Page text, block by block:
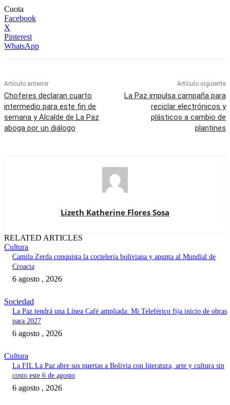
Cuota
Facebook
X
Pinterest
WhatsApp
Artículo anterior
Choferes declaran cuarto
intermedio para este fin de
semana y Alcalde de La Paz
aboga por un diálogo
Artículo siguiente
La Paz impulsa campaña para
reciclar electrónicos y
plásticos a cambio de
plantines
Lizeth Katherine Flores Sosa
RELATED ARTICLES
Cultura
Camila Zerda conquista la coctelería boliviana y apunta al Mundial de
Croacia
6 agosto , 2026
Sociedad
La Paz tendrá una Línea Café ampliada: Mi Teleférico fija inicio de obras
para 2027
6 agosto , 2026
Cultura
La FIL La Paz abre sus puertas a Bolivia con literatura, arte y cultura sin
costo este 6 de agosto
6 agosto , 2026